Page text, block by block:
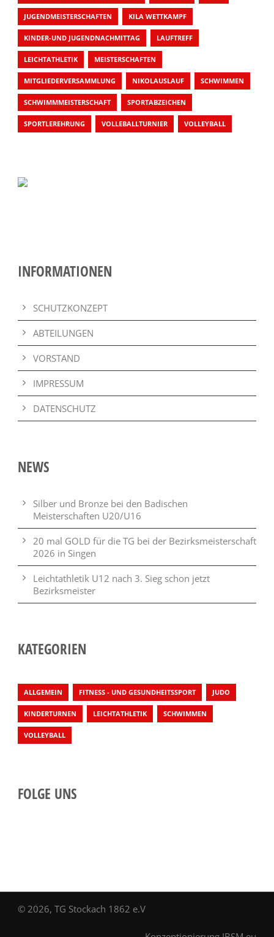
JUGENDMEISTERSCHAFTEN KILA WETTKAMPF
KINDER-UND JUGENDNACHMITTAG LAUFTREFF
LEICHTATHLETIK MEISTERSCHAFTEN
MITGLIEDERVERSAMMLUNG NIKOLAUSLAUF SCHWIMMEN
SCHWIMMMEISTERSCHAFT SPORTABZEICHEN
SPORTLEREHRUNG VOLLEBALLTURNIER VOLLEYBALL
INFORMATIONEN
SCHUTZKONZEPT
ABTEILUNGEN
VORSTAND
IMPRESSUM
DATENSCHUTZ
NEWS
Silber und Bronze bei den Badischen
Meisterschaften U20/U16
20 mal GOLD für die TG bei der Bezirksmeisterschaft
2026 in Singen
Leichtathletik U12 nach 3. Sieg schon jetzt
Bezirksmeister
KATEGORIEN
ALLGEMEIN FITNESS - UND GESUNDHEITSSPORT JUDO
KINDERTURNEN LEICHTATHLETIK SCHWIMMEN
VOLLEYBALL
FOLGE UNS
© 2026, TG Stockach 1862 e.V